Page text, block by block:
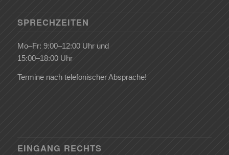
SPRECHZEITEN
Mo–Fr: 9:00–12:00 Uhr und
15:00–18:00 Uhr
Termine nach telefonischer Absprache!
EINGANG RECHTS